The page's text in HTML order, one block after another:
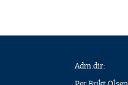
Adm.dir: